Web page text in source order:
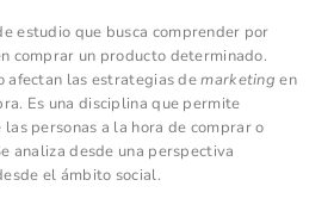
estudio que busca comprender por
comprar un producto determinado.
afectan las estrategias demarketing en
Es una disciplina que permite
las personas a la hora de comprar o
analiza desde una perspectiva
el ámbito social.